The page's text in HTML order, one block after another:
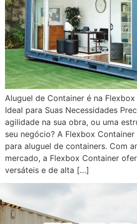
Aluguel de Container é na
Ideal para Suas Necessidades
agilidade na sua obra, ou uma
seu negócio? A Flexbox
para aluguel de containers. Com
mercado, a Flexbox Container
versáteis e de alta […]